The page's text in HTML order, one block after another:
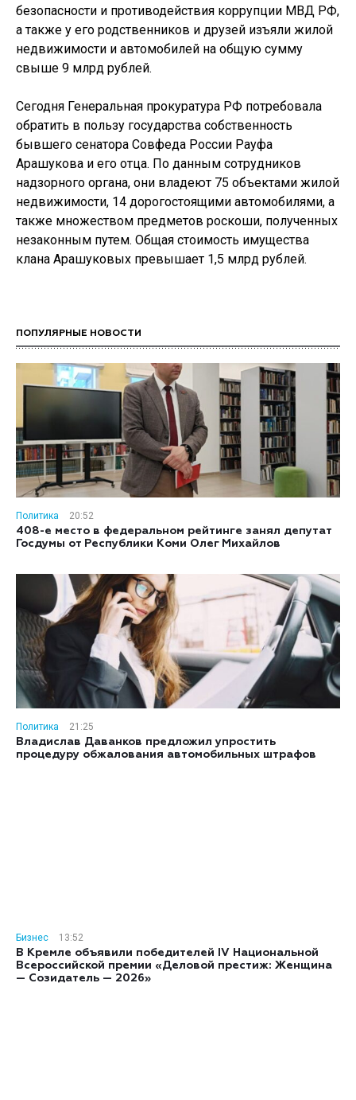
безопасности и противодействия коррупции МВД РФ,
а также у его родственников и друзей изъяли жилой
недвижимости и автомобилей на общую сумму
свыше 9 млрд рублей.
Сегодня Генеральная прокуратура РФ потребовала
обратить в пользу государства собственность
бывшего сенатора Совфеда России Рауфа
Арашукова и его отца. По данным сотрудников
надзорного органа, они владеют 75 объектами жилой
недвижимости, 14 дорогостоящими автомобилями, а
также множеством предметов роскоши, полученных
незаконным путем. Общая стоимость имущества
клана Арашуковых превышает 1,5 млрд рублей.
ПОПУЛЯРНЫЕ НОВОСТИ
Политика
20:52
408-е место в федеральном рейтинге занял депутат
Госдумы от Республики Коми Олег Михайлов
Политика
21:25
Владислав Даванков предложил упростить
процедуру обжалования автомобильных штрафов
Бизнес
13:52
В Кремле объявили победителей IV Национальной
Всероссийской премии «Деловой престиж: Женщина
— Созидатель — 2026»